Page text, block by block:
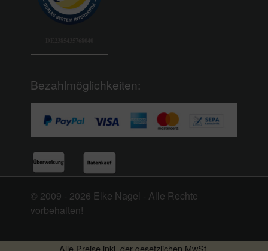
Bezahlmöglichkeiten:
© 2009 - 2026 Elke Nagel - Alle Rechte
vorbehalten!
Alle Preise inkl. der gesetzlichen MwSt.